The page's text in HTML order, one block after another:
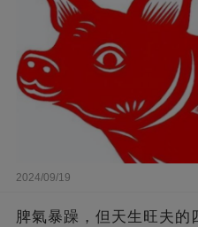
2024/09/19
脾氣暴躁，但天生旺夫